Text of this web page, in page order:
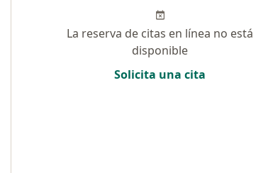
La reserva de citas en línea no está
disponible
Solicita una cita